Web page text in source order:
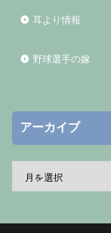
耳より情報
野球選手の嫁
アーカイブ